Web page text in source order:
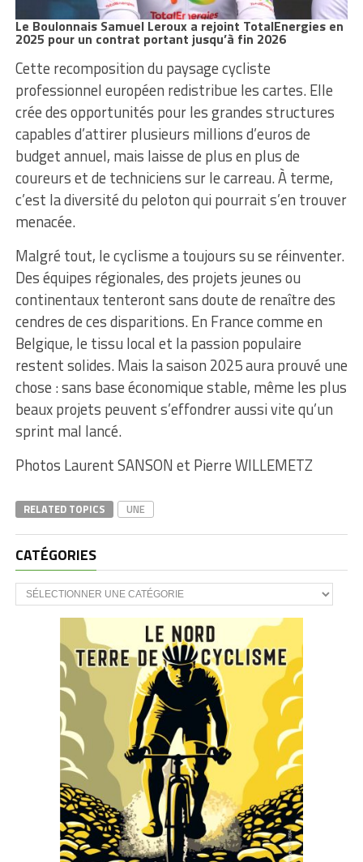
Le Boulonnais Samuel Leroux a rejoint TotalEnergies en
2025 pour un contrat portant jusqu’à fin 2026
Cette recomposition du paysage cycliste
professionnel européen redistribue les cartes. Elle
crée des opportunités pour les grandes structures
capables d’attirer plusieurs millions d’euros de
budget annuel, mais laisse de plus en plus de
coureurs et de techniciens sur le carreau. À terme,
c’est la diversité du peloton qui pourrait s’en trouver
menacée.
Malgré tout, le cyclisme a toujours su se réinventer.
Des équipes régionales, des projets jeunes ou
continentaux tenteront sans doute de renaître des
cendres de ces disparitions. En France comme en
Belgique, le tissu local et la passion populaire
restent solides. Mais la saison 2025 aura prouvé une
chose : sans base économique stable, même les plus
beaux projets peuvent s’effondrer aussi vite qu’un
sprint mal lancé.
Photos Laurent SANSON et Pierre WILLEMETZ
RELATED TOPICS UNE
CATÉGORIES
CATÉGORIES